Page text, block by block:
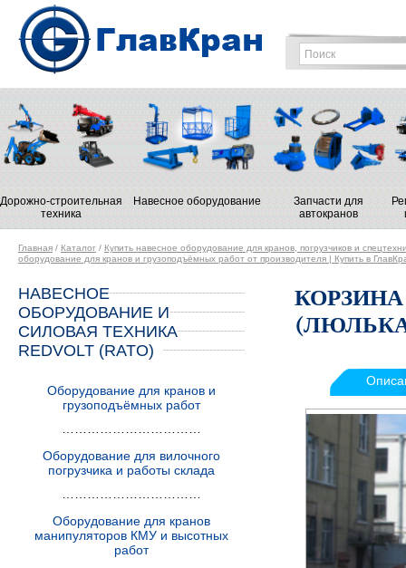
Дорожно-строительная
техника
Навесное оборудование
Запчасти для
автокранов
Главная / Каталог / Купить навесное оборудование для кранов, погрузчиков и
оборудование для кранов и грузоподъёмных работ от производителя | Купить в
НАВЕСНОЕ
ОБОРУДОВАНИЕ И
СИЛОВАЯ ТЕХНИКА
REDVOLT (RATO)
Оборудование для кранов и
грузоподъёмных работ
Оборудование для вилочного
погрузчика и работы склада
Оборудование для кранов
манипуляторов КМУ и высотных
работ